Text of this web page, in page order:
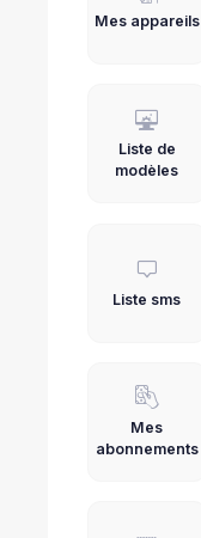
Mes appareils
Liste de
modèles
Liste sms
Mes
abonnements